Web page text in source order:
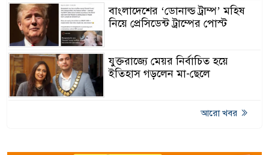
বাংলাদেশের ‘ডোনাল্ড ট্রাম্প’ মহিষ
নিয়ে প্রেসিডেন্ট ট্রাম্পের পোস্ট
যুক্তরাজ্যে মেয়র নির্বাচিত হয়ে
ইতিহাস গড়লেন মা-ছেলে
আরো খবর